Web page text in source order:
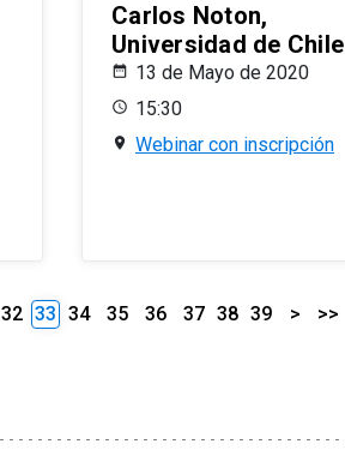
Carlos Noton,
Universidad de Chile
13 de Mayo de 2020
15:30
Webinar con inscripción
32 33 34 35 36 37 38 39 > >>